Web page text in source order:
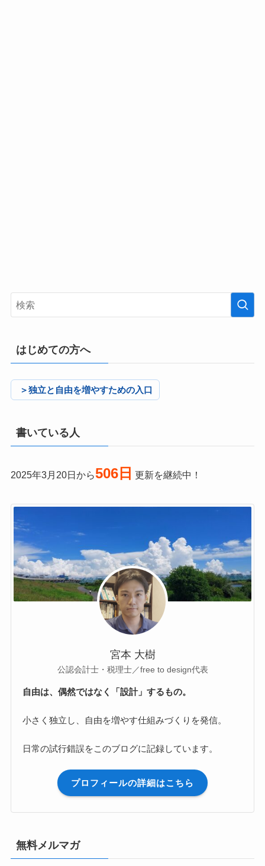
はじめての方へ
＞独立と自由を増やすための入口
書いている人
2025年3月20日から506日 更新を継続中！
宮本 大樹
公認会計士・税理士／free to design代表
自由は、偶然ではなく「設計」するもの。
小さく独立し、自由を増やす仕組みづくりを発信。
日常の試行錯誤をこのブログに記録しています。
プロフィールの詳細はこちら
無料メルマガ